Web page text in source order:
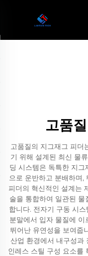
고품
고품질의 지그재그 피더
기 위해 설계된 최신 물
딩 시스템은 독특한 지
으로 운반하고 분배하며,
피더의 혁신적인 설계는
술을 통합하여 일관된
합니다. 전자기 구동 시
분말에서 입자 물질에
뛰어난 유연성을 보여줍
산업 환경에서 내구성과
인레스 스틸 구성 요소를